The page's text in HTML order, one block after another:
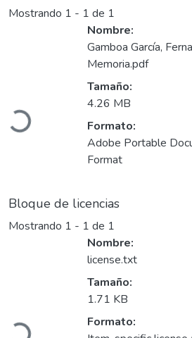
Mostrando 1 - 1 de 1
Cargando...
Nombre:
Gamboa García,
Memoria.pdf
Tamaño:
4.26 MB
Formato:
Adobe Portable
Format
Bloque de licencias
Mostrando 1 - 1 de 1
Cargando...
Nombre:
license.txt
Tamaño:
1.71 KB
Formato: